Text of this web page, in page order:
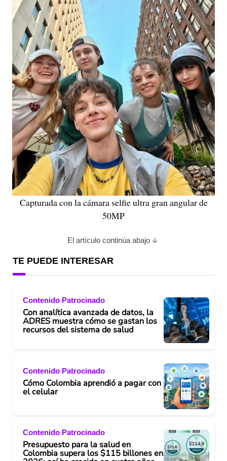
Capturada con la cámara selfie ultra gran angular de
50MP
El artículo continúa abajo
TE PUEDE INTERESAR
Contenido Patrocinado
Con analítica avanzada de datos, la
ADRES muestra cómo se gastan los
recursos del sistema de salud
Contenido Patrocinado
Cómo Colombia aprendió a pagar con
el celular
Contenido Patrocinado
Presupuesto para la salud en
Colombia supera los $115 billones en